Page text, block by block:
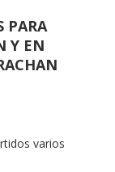
PARA
Y EN
varios